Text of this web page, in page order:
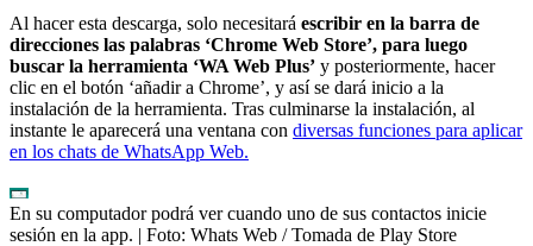
Al hacer esta descarga, solo necesitará escribir en la barra de
direcciones las palabras ‘Chrome Web Store’, para luego
buscar la herramienta ‘WA Web Plus’ y posteriormente, hacer
clic en el botón ‘añadir a Chrome’, y así se dará inicio a la
instalación de la herramienta. Tras culminarse la instalación, al
instante le aparecerá una ventana con diversas funciones para aplicar
en los chats de WhatsApp Web.
En su computador podrá ver cuando uno de sus contactos inicie
sesión en la app. | Foto: Whats Web / Tomada de Play Store